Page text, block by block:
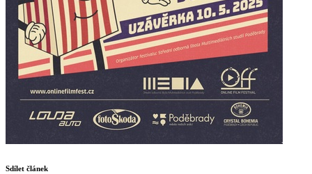
Sdílet článek